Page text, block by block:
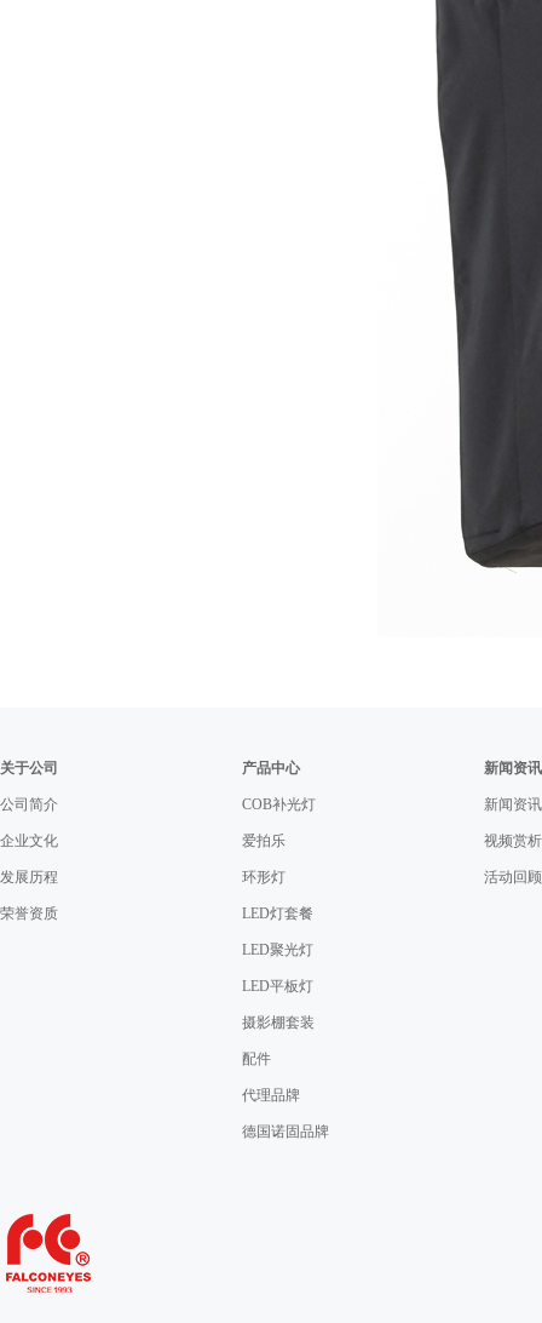
关于公司
公司简介
企业文化
发展历程
荣誉资质
产品中心
COB补光灯
爱拍乐
环形灯
LED灯套餐
LED聚光灯
LED平板灯
摄影棚套装
配件
代理品牌
德国诺固品牌
新闻资讯
新闻资讯
视频赏析
活动回顾